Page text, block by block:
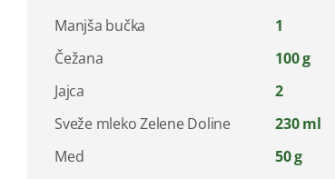
Manjša bučka
1
Čežana
100 g
Jajca
2
Sveže mleko Zelene Doline
230 ml
Med
50 g